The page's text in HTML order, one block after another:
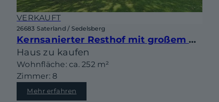
VERKAUFT
26683 Saterland / Sedelsberg
Kernsanierter Resthof mit großem Grundstück, Partyhaus und vielseitigen Nutzungsmöglichkeiten
Haus zu kaufen
Wohnfläche: ca. 252 m²
Zimmer: 8
Mehr erfahren